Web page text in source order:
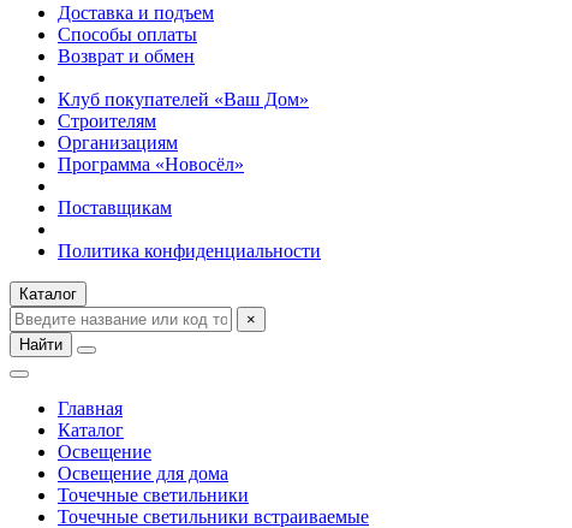
Доставка и подъем
Способы оплаты
Возврат и обмен
Клуб покупателей «Ваш Дом»
Строителям
Организациям
Программа «Новосёл»
Поставщикам
Политика конфиденциальности
Каталог
×
Найти
Главная
Каталог
Освещение
Освещение для дома
Точечные светильники
Точечные светильники встраиваемые